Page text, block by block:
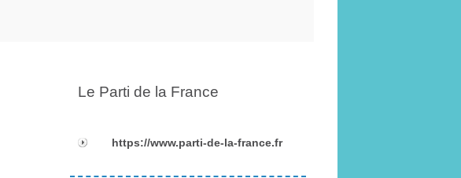
Le Parti de la France
https://www.parti-de-la-france.fr